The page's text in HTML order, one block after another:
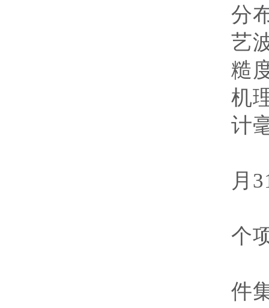
分
艺
糙
机
计
月
个
件